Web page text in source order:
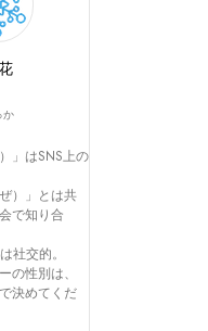
か
」はSNS上の
）」とは共
で知り合
社交的。
の性別は、
決めてくだ